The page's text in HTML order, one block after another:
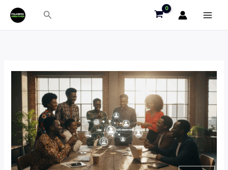
Rechercher